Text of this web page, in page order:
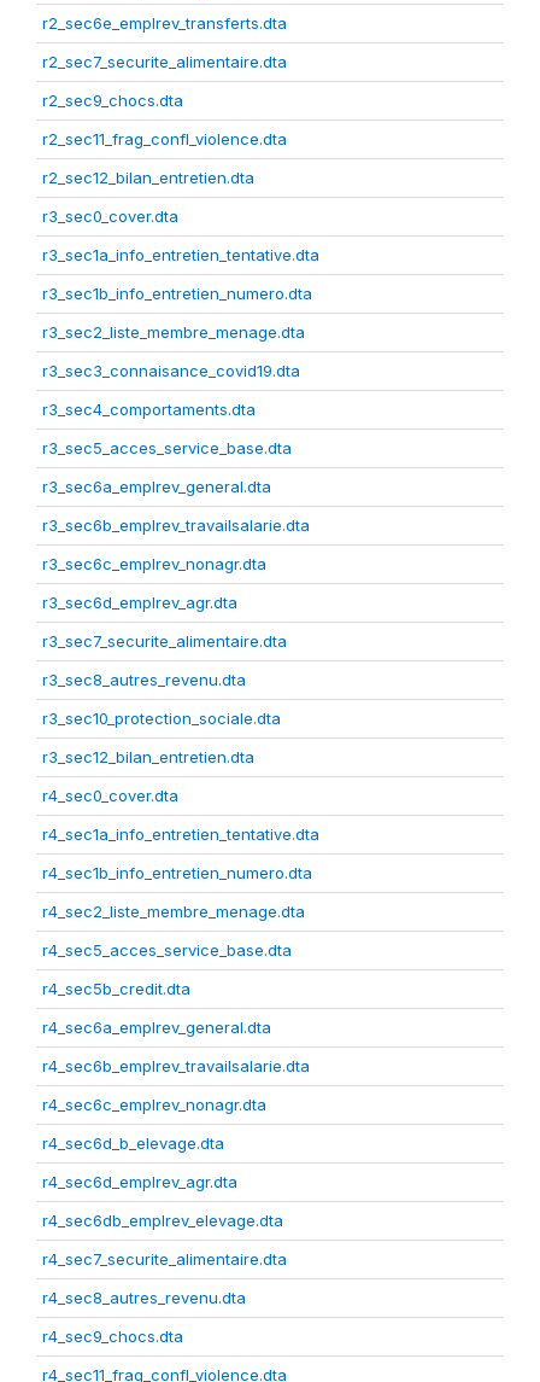
r2_sec6e_emplrev_transferts.dta
r2_sec7_securite_alimentaire.dta
r2_sec9_chocs.dta
r2_sec11_frag_confl_violence.dta
r2_sec12_bilan_entretien.dta
r3_sec0_cover.dta
r3_sec1a_info_entretien_tentative.dta
r3_sec1b_info_entretien_numero.dta
r3_sec2_liste_membre_menage.dta
r3_sec3_connaisance_covid19.dta
r3_sec4_comportaments.dta
r3_sec5_acces_service_base.dta
r3_sec6a_emplrev_general.dta
r3_sec6b_emplrev_travailsalarie.dta
r3_sec6c_emplrev_nonagr.dta
r3_sec6d_emplrev_agr.dta
r3_sec7_securite_alimentaire.dta
r3_sec8_autres_revenu.dta
r3_sec10_protection_sociale.dta
r3_sec12_bilan_entretien.dta
r4_sec0_cover.dta
r4_sec1a_info_entretien_tentative.dta
r4_sec1b_info_entretien_numero.dta
r4_sec2_liste_membre_menage.dta
r4_sec5_acces_service_base.dta
r4_sec5b_credit.dta
r4_sec6a_emplrev_general.dta
r4_sec6b_emplrev_travailsalarie.dta
r4_sec6c_emplrev_nonagr.dta
r4_sec6d_b_elevage.dta
r4_sec6d_emplrev_agr.dta
r4_sec6db_emplrev_elevage.dta
r4_sec7_securite_alimentaire.dta
r4_sec8_autres_revenu.dta
r4_sec9_chocs.dta
r4_sec11_frag_confl_violence.dta